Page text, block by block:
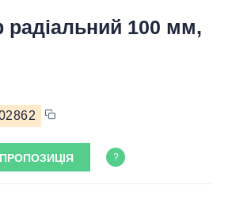
радіальний 100 мм,
?